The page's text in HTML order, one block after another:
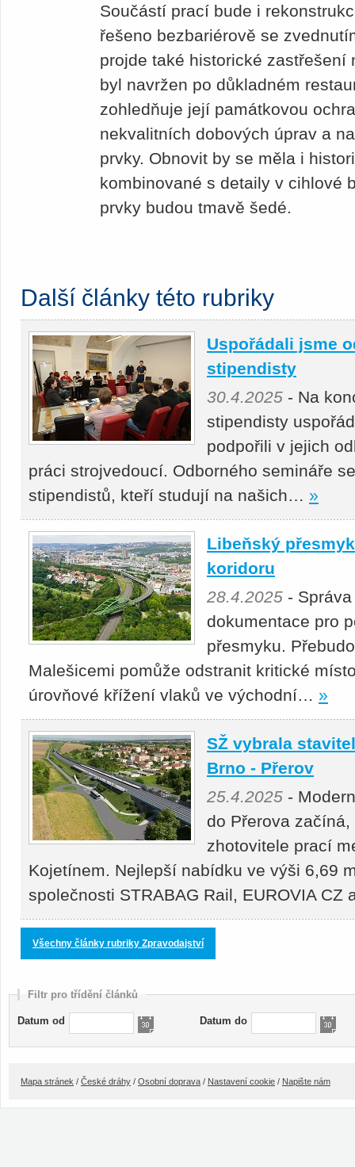
Součástí prací bude i
řešeno bezbariérově se
projde také historické
byl navržen po důkladném
zohledňuje její památkovou
nekvalitních dobových úprav a
prvky. Obnovit by se měla i
kombinované s detaily v cihlové
prvky budou tmavě šedé.
Další články této rubriky
Uspořádali jsme
stipendisty
30.4.2025 - Na
stipendisty
podpořili v jejich
práci strojvedoucí. Odborného semináře
stipendistů, kteří studují na našich… »
Libeňský
koridoru
28.4.2025 -
dokumentace pro
přesmyku.
Malešicemi pomůže odstranit kritické
úrovňové křížení vlaků ve východní… »
SŽ vybrala
Brno - Přerov
25.4.2025 -
do Přerova
zhotovitele prací
Kojetínem. Nejlepší nabídku ve výši 6,69
společnosti STRABAG Rail, EUROVIA
Všechny články rubriky Zpravodajství
Filtr pro třídění článků
Datum od Datum do
Mapa stránek / České dráhy / Osobní doprava / Nastavení cookie / Napište nám